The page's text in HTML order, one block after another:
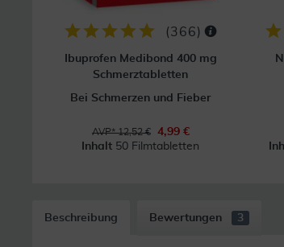
(366)
Ibuprofen Medibond 400 mg
Schmerztabletten
Bei Schmerzen und Fieber
AVP* 12,52 €
4,99 €
Inhalt 50 Filmtabletten
Beschreibung Bewertungen 3